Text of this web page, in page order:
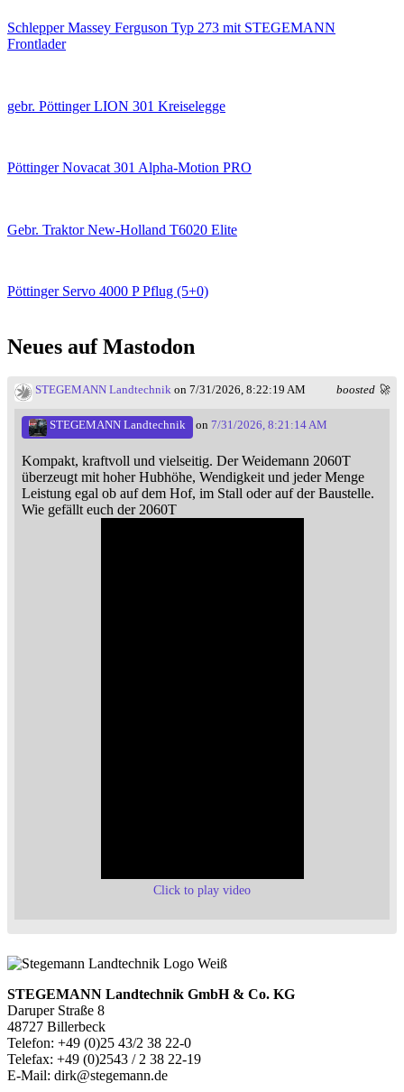
Schlepper Massey Ferguson Typ 273 mit STEGEMANN
Frontlader
gebr. Pöttinger LION 301 Kreiselegge
Pöttinger Novacat 301 Alpha-Motion PRO
Gebr. Traktor New-Holland T6020 Elite
Pöttinger Servo 4000 P Pflug (5+0)
Neues auf Mastodon
boosted 🚀
STEGEMANN Landtechnik on 7/31/2026, 8:22:19 AM
STEGEMANN Landtechnik on 7/31/2026, 8:21:14 AM
Kompakt, kraftvoll und vielseitig. Der Weidemann 2060T
überzeugt mit hoher Hubhöhe, Wendigkeit und jeder Menge
Leistung egal ob auf dem Hof, im Stall oder auf der Baustelle.
Wie gefällt euch der 2060T
Click to play video
STEGEMANN Landtechnik GmbH & Co. KG
Daruper Straße 8
48727 Billerbeck
Telefon: +49 (0)25 43/2 38 22-0
Telefax: +49 (0)2543 / 2 38 22-19
E-Mail: dirk@stegemann.de